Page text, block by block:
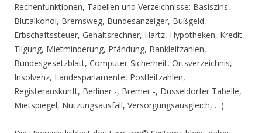
Rechenfunktionen, Tabellen und Verzeichnisse: Basiszins,
Blutalkohol, Bremsweg, Bundesanzeiger, Bußgeld,
Erbschaftssteuer, Gehaltsrechner, Hartz, Hypotheken, Kredit,
Tilgung, Mietminderung, Pfändung, Bankleitzahlen,
Bundesgesetzblatt, Computer-Sicherheit, Ortsverzeichnis,
Insolvenz, Landesparlamente, Postleitzahlen,
Registerauskunft, Berliner -, Bremer -, Düsseldorfer Tabelle,
Mietspiegel, Nutzungsausfall, Versorgungsausgleich, …)